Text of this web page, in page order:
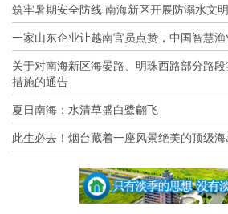
筑牢暑期安全防线 南海新区开展防溺水文
一家山东企业让越南官员点赞，中国智慧
关于对南海新区海晏路、明珠西路部分路
措施的通告
夏日南海：水清草盛白鹭翩飞
此生必去！烟台藏着一座风景绝美的顶级海